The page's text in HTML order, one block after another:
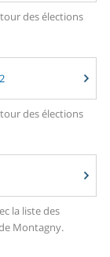
des élections
des élections
la liste des
Montagny.